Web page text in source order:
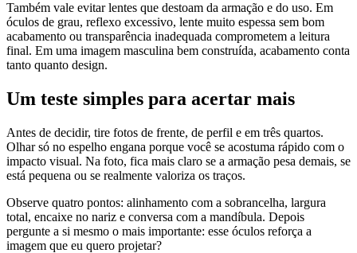
Também vale evitar lentes que destoam da armação e do uso. Em
óculos de grau, reflexo excessivo, lente muito espessa sem bom
acabamento ou transparência inadequada comprometem a leitura
final. Em uma imagem masculina bem construída, acabamento conta
tanto quanto design.
Um teste simples para acertar mais
Antes de decidir, tire fotos de frente, de perfil e em três quartos.
Olhar só no espelho engana porque você se acostuma rápido com o
impacto visual. Na foto, fica mais claro se a armação pesa demais, se
está pequena ou se realmente valoriza os traços.
Observe quatro pontos: alinhamento com a sobrancelha, largura
total, encaixe no nariz e conversa com a mandíbula. Depois
pergunte a si mesmo o mais importante: esse óculos reforça a
imagem que eu quero projetar?